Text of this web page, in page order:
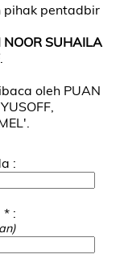
pihak pentadbir
SUHAILA
.
oleh PUAN
:
* :